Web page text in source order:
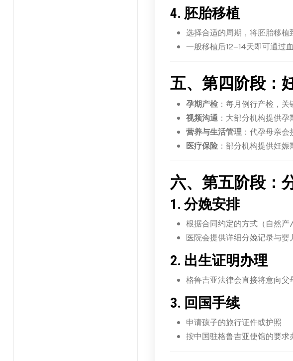
4. 胚胎移植
选择合适的周期，将胚胎移植
一般移植后12–14天即可通过
五、第四阶段：
孕期产检：每月例行产检，关
视频沟通 ：大部分机构提供
营养与生活管理 ：代孕母亲
医疗保险：部分机构提供妊娠
六、第五阶段：
1. 分娩安排
根据合同约定的方式（自然产
医院会提供详细分娩记录与婴
2. 出生证明办理
格鲁吉亚法律会直接将意向父
3. 回国手续
申请孩子的旅行证件或护照
按中国驻格鲁吉亚使馆的要求